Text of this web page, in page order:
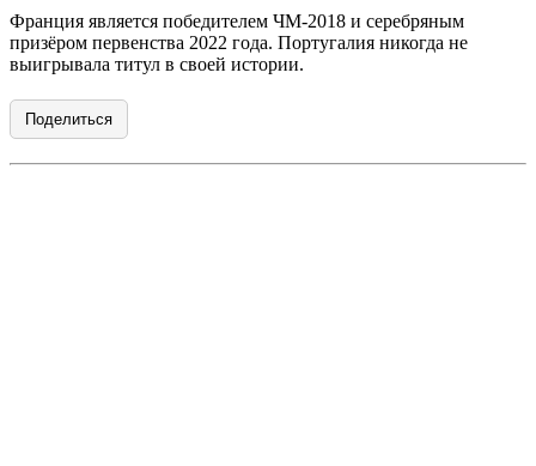
Франция является победителем ЧМ-2018 и серебряным
призёром первенства 2022 года. Португалия никогда не
выигрывала титул в своей истории.
Поделиться